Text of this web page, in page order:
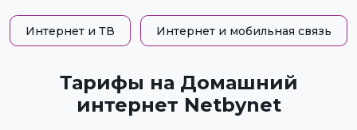
Интернет и ТВ Интернет и мобильная связь
Тарифы на Домашний
интернет Netbynet